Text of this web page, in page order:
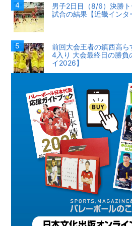
男子2日目（8/6）決勝
試合の結果【近畿インタ
前回大会王者の鎮西高ら
4入り 大会最終日の勝負
イ2026】